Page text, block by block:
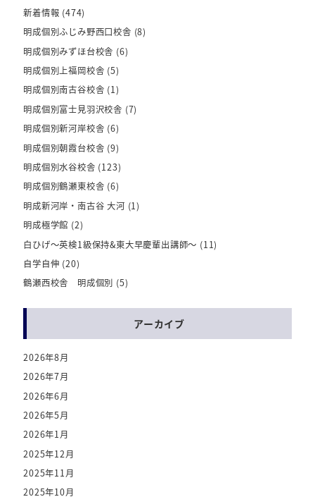
新着情報 (474)
明成個別ふじみ野西口校舎 (8)
明成個別みずほ台校舎 (6)
明成個別上福岡校舎 (5)
明成個別南古谷校舎 (1)
明成個別富士見羽沢校舎 (7)
明成個別新河岸校舎 (6)
明成個別朝霞台校舎 (9)
明成個別水谷校舎 (123)
明成個別鶴瀬東校舎 (6)
明成新河岸・南古谷 大河 (1)
明成極学館 (2)
白ひげ～英検1級保持&東大早慶輩出講師～ (11)
自学自伸 (20)
鶴瀬西校舎 明成個別 (5)
アーカイブ
2026年8月
2026年7月
2026年6月
2026年5月
2026年1月
2025年12月
2025年11月
2025年10月